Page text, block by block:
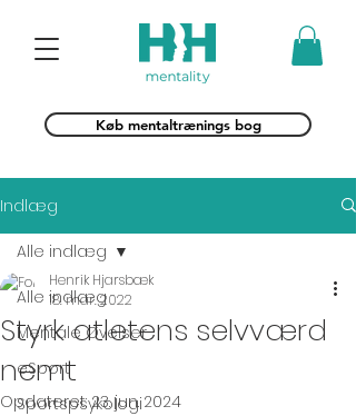
Køb mentaltrænings bog
Indlæg
Alle indlæg
Mentale Øvelser
eSport
Sportspsykologi
Alle indlæg
Styrk atletens selvværd
nemt
Henrik Hjarsbæk
18. mar. 2022
Opdateret:23. jun. 2024